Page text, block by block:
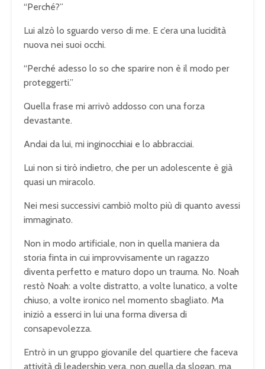
“Perché?”
Lui alzò lo sguardo verso di me. E c’era una lucidità
nuova nei suoi occhi.
“Perché adesso lo so che sparire non è il modo per
proteggerti.”
Quella frase mi arrivò addosso con una forza
devastante.
Andai da lui, mi inginocchiai e lo abbracciai.
Lui non si tirò indietro, che per un adolescente è già
quasi un miracolo.
Nei mesi successivi cambiò molto più di quanto avessi
immaginato.
Non in modo artificiale, non in quella maniera da
storia finta in cui improvvisamente un ragazzo
diventa perfetto e maturo dopo un trauma. No. Noah
restò Noah: a volte distratto, a volte lunatico, a volte
chiuso, a volte ironico nel momento sbagliato. Ma
iniziò a esserci in lui una forma diversa di
consapevolezza.
Entrò in un gruppo giovanile del quartiere che faceva
attività di leadership vera, non quella da slogan, ma